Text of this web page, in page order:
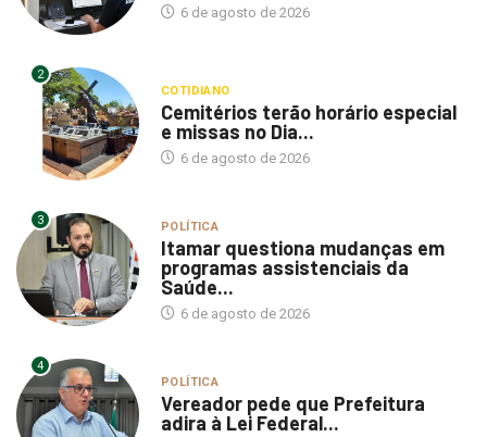
6 de agosto de 2026
2
COTIDIANO
Cemitérios terão horário especial
e missas no Dia...
6 de agosto de 2026
3 POLÍTICA
Itamar questiona mudanças em
programas assistenciais da
Saúde...
6 de agosto de 2026
4
POLÍTICA
Vereador pede que Prefeitura
adira à Lei Federal...